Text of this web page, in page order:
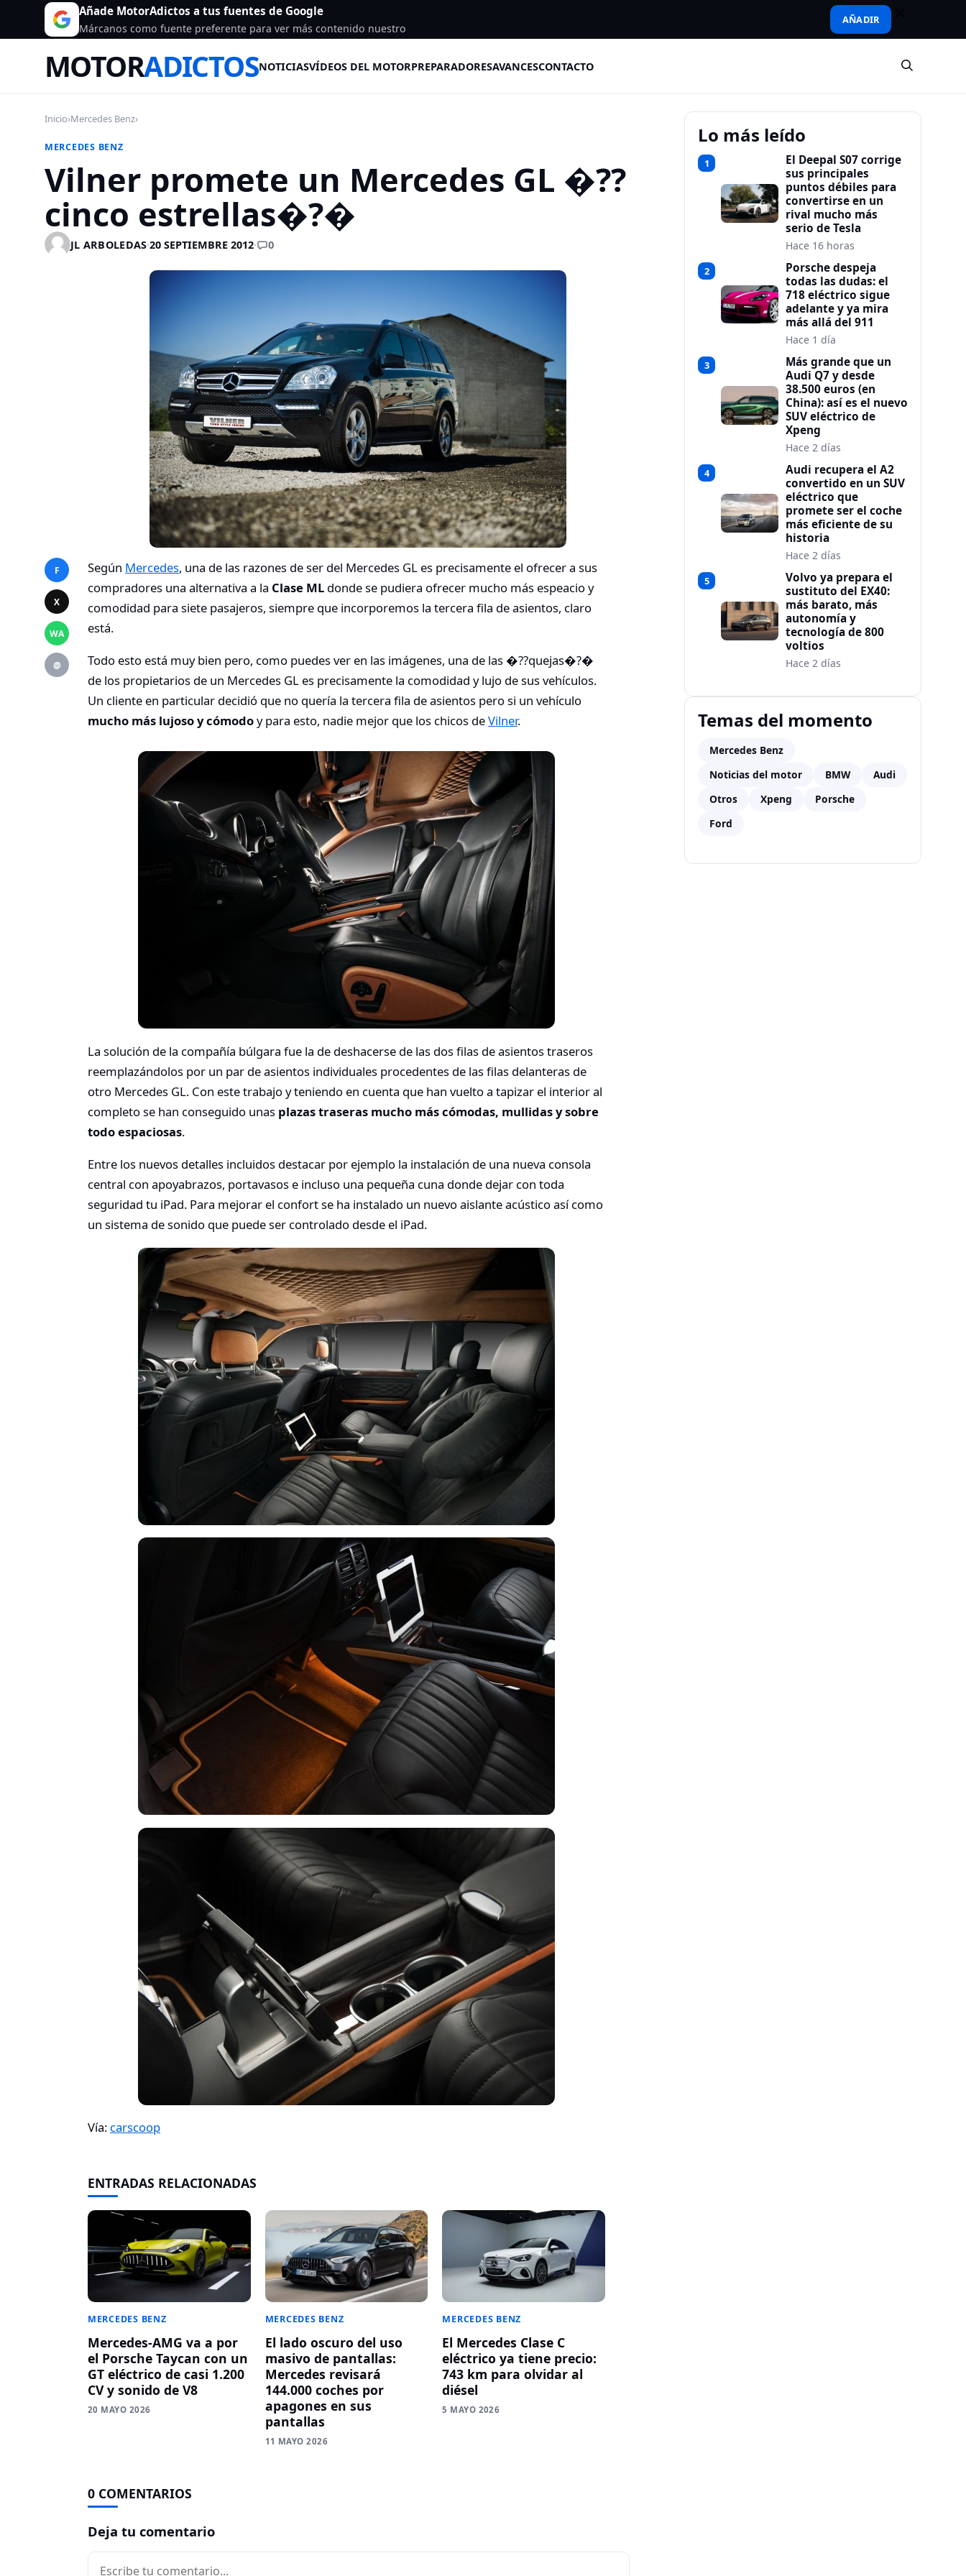
Añade MotorAdictos a tus fuentes de Google
Márcanos como fuente preferente para ver más contenido nuestro
AÑADIR
MOTORADICTOSNOTICIASVÍDEOS DEL MOTORPREPARADORESAVANCESCONTACTO
Inicio›Mercedes Benz›
MERCEDES BENZ
Vilner promete un Mercedes GL �??
cinco estrellas�?�
JL ARBOLEDAS·20 SEPTIEMBRE 2012· 0
F
X
WA
@
Según Mercedes, una de las razones de ser del Mercedes GL es precisamente el ofrecer a sus
compradores una alternativa a la Clase ML donde se pudiera ofrecer mucho más espeacio y
comodidad para siete pasajeros, siempre que incorporemos la tercera fila de asientos, claro
está.
Todo esto está muy bien pero, como puedes ver en las imágenes, una de las �??quejas�?�
de los propietarios de un Mercedes GL es precisamente la comodidad y lujo de sus vehículos.
Un cliente en particular decidió que no quería la tercera fila de asientos pero si un vehículo
mucho más lujoso y cómodoy para esto, nadie mejor que los chicos deVilner.
La solución de la compañía búlgara fue la de deshacerse de las dos filas de asientos traseros
reemplazándolos por un par de asientos individuales procedentes de las filas delanteras de
otro Mercedes GL. Con este trabajo y teniendo en cuenta que han vuelto a tapizar el interior al
completo se han conseguido unas plazas traseras mucho más cómodas, mullidas y sobre
todo espaciosas.
Entre los nuevos detalles incluidos destacar por ejemplo la instalación de una nueva consola
central con apoyabrazos, portavasos e incluso una pequeña cuna donde dejar con toda
seguridad tu iPad. Para mejorar el confort se ha instalado un nuevo aislante acústico así como
un sistema de sonido que puede ser controlado desde el iPad.
Vía: carscoop
ENTRADAS RELACIONADAS
MERCEDES BENZ
Mercedes-AMG va a por
el Porsche Taycan con un
GT eléctrico de casi 1.200
CV y sonido de V8
20 MAYO 2026
MERCEDES BENZ
El lado oscuro del uso
masivo de pantallas:
Mercedes revisará
144.000 coches por
apagones en sus
pantallas
11 MAYO 2026
MERCEDES BENZ
El Mercedes Clase C
eléctrico ya tiene precio:
743 km para olvidar al
diésel
5 MAYO 2026
0 COMENTARIOS
Deja tu comentario
Comentario
Lo más leído
1
El Deepal S07 corrige
sus principales
puntos débiles para
convertirse en un
rival mucho más
serio de Tesla
Hace 16 horas
2
Porsche despeja
todas las dudas: el
718 eléctrico sigue
adelante y ya mira
más allá del 911
Hace 1 día
3
Más grande que un
Audi Q7 y desde
38.500 euros (en
China): así es el nuevo
SUV eléctrico de
Xpeng
Hace 2 días
4
Audi recupera el A2
convertido en un SUV
eléctrico que
promete ser el coche
más eficiente de su
historia
Hace 2 días
5
Volvo ya prepara el
sustituto del EX40:
más barato, más
autonomía y
tecnología de 800
voltios
Hace 2 días
Temas del momento
Mercedes Benz
Noticias del motor
BMW
Audi
Otros
Xpeng
Porsche
Ford